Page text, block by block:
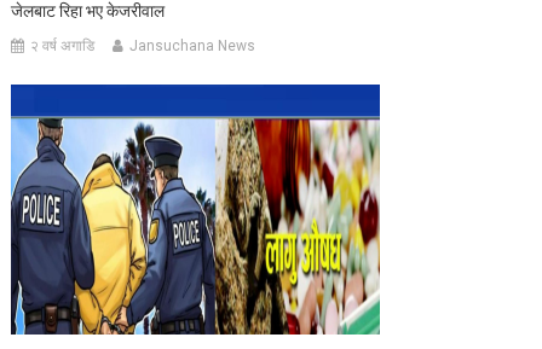
जेलबाट रिहा भए केजरीवाल
२ वर्ष अगाडि Jansuchana News